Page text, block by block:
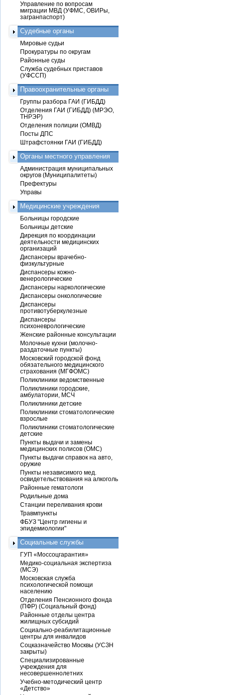
Управление по вопросам
миграции МВД (УФМС, ОВИРы,
загранпаспорт)
Судебные органы
Мировые судьи
Прокуратуры по округам
Районные суды
Служба судебных приставов
(УФССП)
Правоохранительные органы
Группы разбора ГАИ (ГИБДД)
Отделения ГАИ (ГИБДД) (МРЭО,
ТНРЭР)
Отделения полиции (ОМВД)
Посты ДПС
Штрафстоянки ГАИ (ГИБДД)
Органы местного управления
Администрация муниципальных
округов (Муниципалитеты)
Префектуры
Управы
Медицинские учреждения
Больницы городские
Больницы детские
Дирекция по координации
деятельности медицинских
организаций
Диспансеры врачебно-
физкультурные
Диспансеры кожно-
венерологические
Диспансеры наркологические
Диспансеры онкологические
Диспансеры
противотуберкулезные
Диспансеры
психоневрологические
Женские районные консультации
Молочные кухни (молочно-
раздаточные пункты)
Московский городской фонд
обязательного медицинского
страхования (МГФОМС)
Поликлиники ведомственные
Поликлиники городские,
амбулатории, МСЧ
Поликлиники детские
Поликлиники стоматологические
взрослые
Поликлиники стоматологические
детские
Пункты выдачи и замены
медицинских полисов (ОМС)
Пункты выдачи справок на авто,
оружие
Пункты независимого мед.
освидетельствования на алкоголь
Районные гематологи
Родильные дома
Станции переливания крови
Травмпункты
ФБУЗ "Центр гигиены и
эпидемиологии"
Социальные службы
ГУП «Моссоцгарантия»
Медико-социальная экспертиза
(МСЭ)
Московская служба
психологической помощи
населению
Отделения Пенсионного фонда
(ПФР) (Социальный фонд)
Районные отделы центра
жилищных субсидий
Социально-реабилитационные
центры для инвалидов
Соцказначейство Москвы (УСЗН
закрыты)
Специализированные
учреждения для
несовершеннолетних
Учебно-методический центр
«Детство»